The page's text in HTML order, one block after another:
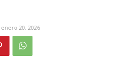
enero 20, 2026